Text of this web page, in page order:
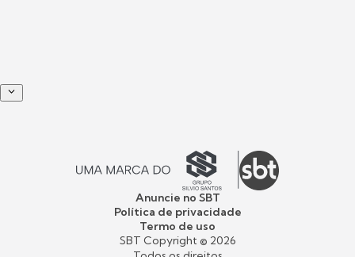
Anuncie no SBT
Política de privacidade
Termo de uso
SBT Copyright © 2026